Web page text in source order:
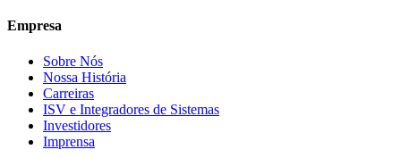
Empresa
Sobre Nós
Nossa História
Carreiras
ISV e Integradores de Sistemas
Investidores
Imprensa